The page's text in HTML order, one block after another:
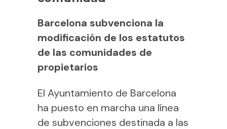
Barcelona subvenciona la
modificación de los estatutos
de las comunidades de
propietarios
El Ayuntamiento de Barcelona
ha puesto en marcha una línea
de subvenciones destinada a las